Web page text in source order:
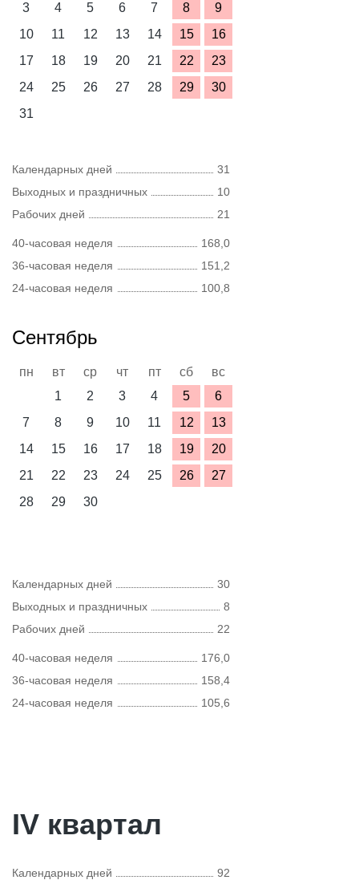
3
4 5 6 7 8
9
10
11 12 13 14 15
16
17
18 19 20 21 22
23
24
25 26 27 28 29
30
31
Календарных дней
31
Выходных и праздничных
10
Рабочих дней
21
40-часовая неделя
168,0
36-часовая неделя
151,2
24-часовая неделя
100,8
Сентябрь
пн вт ср чт пт сб
вс
1
2 3 4 5
6
7
8 9 10 11 12
13
14
15 16 17 18 19
20
21
22 23 24 25 26
27
28
29 30
Календарных дней
30
Выходных и праздничных
8
Рабочих дней
22
40-часовая неделя
176,0
36-часовая неделя
158,4
24-часовая неделя
105,6
IV квартал
Календарных дней
92